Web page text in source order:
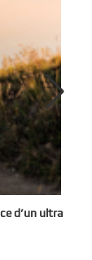
d’un ultra